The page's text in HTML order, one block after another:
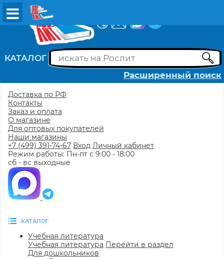
КАТАЛОГ
Расширенный поиск
Доставка по РФ
Контакты
Заказ и оплата
О магазине
Для оптовых покупателей
Наши магазины
+7 (499) 391-74-67 Вход Личный кабинет
Режим работы: Пн-пт с 9:00 - 18:00
сб - вс выходные
КАТАЛОГ
Учебная литература
Учебная литература Перейти в раздел
Для дошкольников